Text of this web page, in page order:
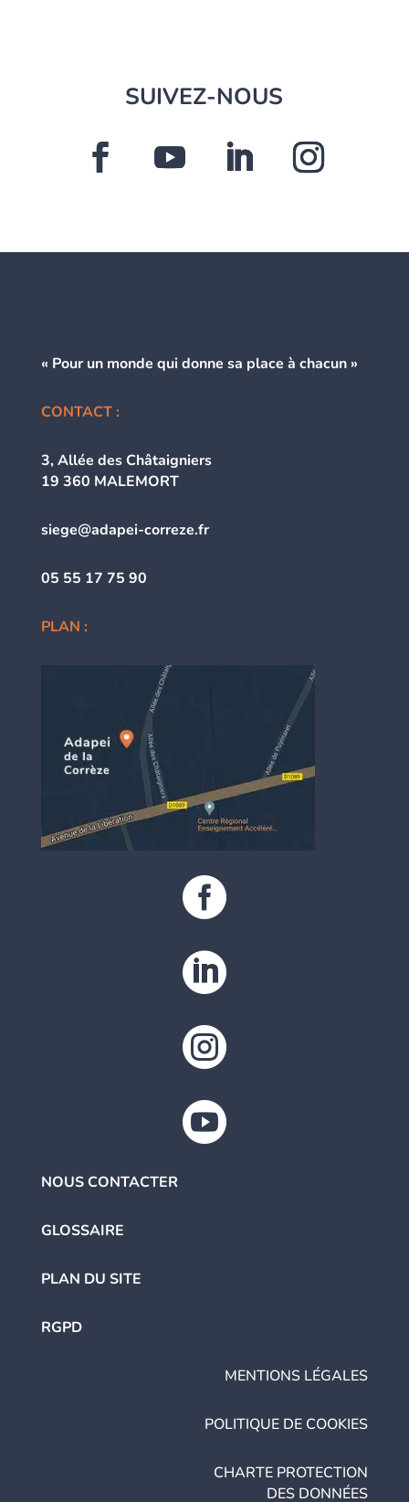
SUIVEZ-NOUS
« Pour un monde qui donne sa place à chacun »
CONTACT :
3, Allée des Châtaigniers
19 360 MALEMORT
siege@adapei-correze.fr
05 55 17 75 90
PLAN :




NOUS CONTACTER
GLOSSAIRE
PLAN DU SITE
RGPD
MENTIONS LÉGALES
POLITIQUE DE COOKIES
CHARTE PROTECTION
DES DONNÉES